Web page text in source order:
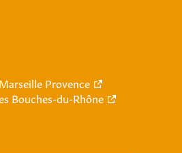
Provence
Bouches-du-Rhône